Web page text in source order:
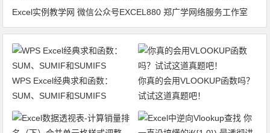
Excel实例教学网 微信公众号EXCEL880 郑广学网络服务工作室
WPS Excel经典求和函数：
SUM、SUMIF和SUMIFS
你真的会用VLOOKUP函数吗？
试试这道真题吧！